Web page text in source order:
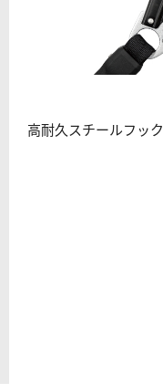
高耐久スチールフック